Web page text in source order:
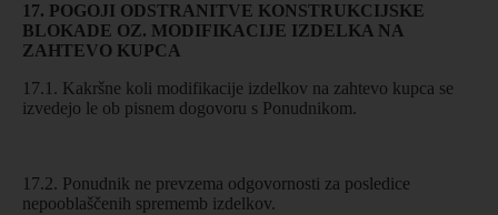
17. POGOJI ODSTRANITVE KONSTRUKCIJSKE
BLOKADE OZ. MODIFIKACIJE IZDELKA NA
ZAHTEVO KUPCA
17.1. Kakršne koli modifikacije izdelkov na zahtevo kupca se
izvedejo le ob pisnem dogovoru s Ponudnikom.
17.2. Ponudnik ne prevzema odgovornosti za posledice
nepooblaščenih sprememb izdelkov.